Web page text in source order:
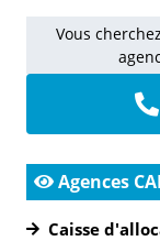
Vous
Agences
Caisse